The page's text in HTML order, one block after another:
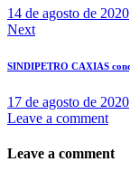
14 de agosto de 2020
Next
SINDIPETRO CAXIAS
17 de agosto de 2020
Leave a comment
Leave a comment